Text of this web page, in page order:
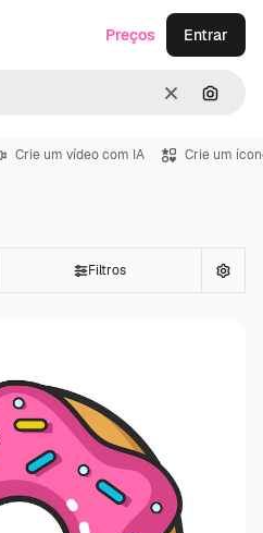
Limpar
Preços Entrar
Crie um vídeo com IA Crie um
Filtros